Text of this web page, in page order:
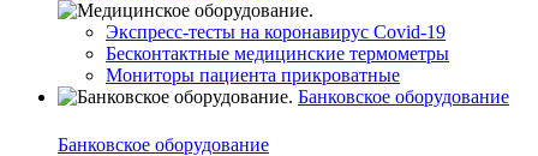
Экспресс-тесты на коронавирус Covid-19
Бесконтактные медицинские термометры
Мониторы пациента прикроватные
Банковское оборудование
Банковское оборудование